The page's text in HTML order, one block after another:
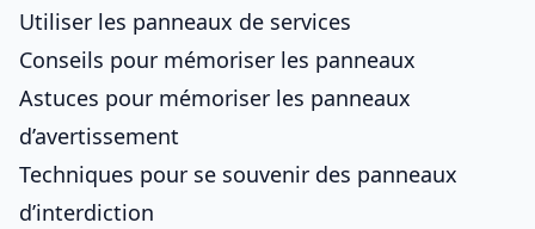
Utiliser les panneaux de services
Conseils pour mémoriser les panneaux
Astuces pour mémoriser les panneaux
d’avertissement
Techniques pour se souvenir des panneaux
d’interdiction